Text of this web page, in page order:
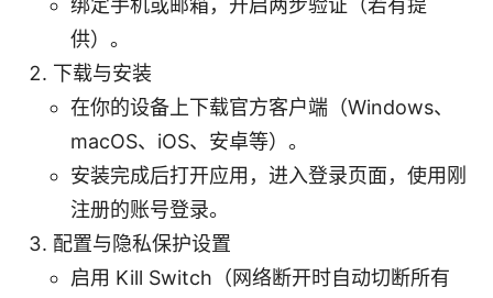
绑定手机或邮箱，开启两步验证（若有提
供）。
下载与安装
在你的设备上下载官方客户端（Windows、
macOS、iOS、安卓等）。
安装完成后打开应用，进入登录页面，使用刚
注册的账号登录。
配置与隐私保护设置
启用 Kill Switch（网络断开时自动切断所有